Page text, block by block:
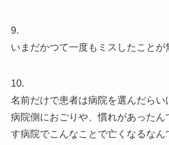
9.
いまだかつて一度もミスしたことが
10.
名前だけで患者は病院を選んだらい
病院側におごりや、慣れがあったん
す病院でこんなことで亡くなるなん